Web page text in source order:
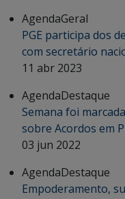
AgendaGeral
PGE participa dos
com secretário
11 abr 2023
AgendaDestaque
Semana foi
sobre Acordos em
03 jun 2022
AgendaDestaque
Empoderamento,